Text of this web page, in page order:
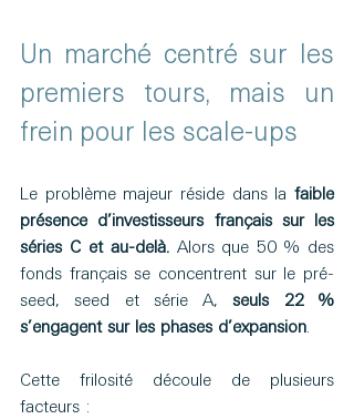
Un marché centré sur les
premiers tours, mais un
frein pour les scale-ups
Le problème majeur réside dans la faible
présence d’investisseurs français sur les
séries C et au-delà. Alors que 50 % des
fonds français se concentrent sur le pré-
seed, seed et série A, seuls 22 %
s’engagent sur les phases d’expansion.
Cette frilosité découle de plusieurs
facteurs :